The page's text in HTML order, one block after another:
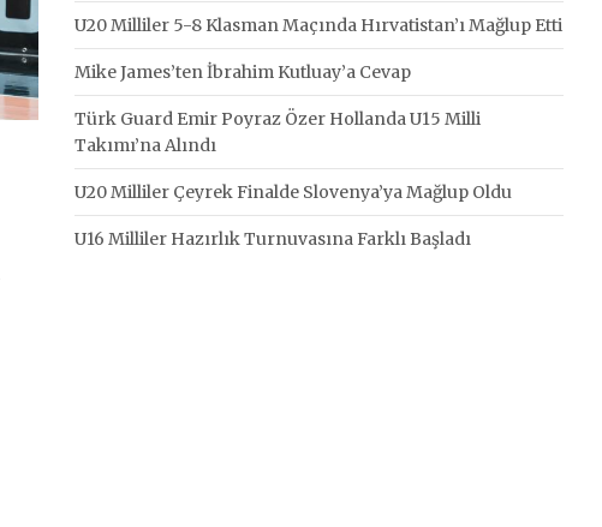
U20 Milliler 5-8 Klasman Maçında Hırvatistan’ı Mağlup Etti
Mike James’ten İbrahim Kutluay’a Cevap
Türk Guard Emir Poyraz Özer Hollanda U15 Milli
Takımı’na Alındı
U20 Milliler Çeyrek Finalde Slovenya’ya Mağlup Oldu
U16 Milliler Hazırlık Turnuvasına Farklı Başladı